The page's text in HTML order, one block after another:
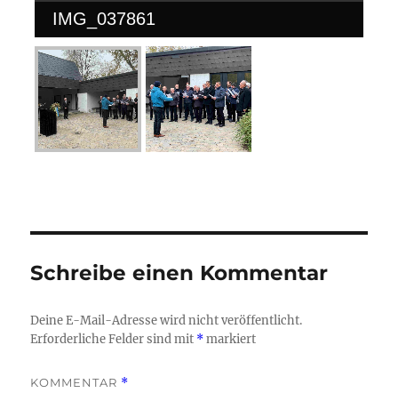
IMG_037861
Schreibe einen Kommentar
Deine E-Mail-Adresse wird nicht veröffentlicht.
Erforderliche Felder sind mit *markiert
KOMMENTAR *